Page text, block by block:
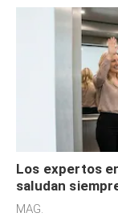
Los expertos
saludan
defensiva y
MAG.